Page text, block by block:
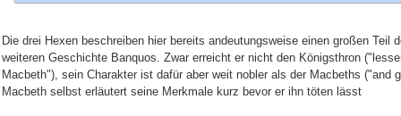
Die drei Hexen beschreiben hier bereits andeutungsweise einen großen Teil
weiteren Geschichte Banquos. Zwar erreicht er nicht den Königsthron
Macbeth"), sein Charakter ist dafür aber weit nobler als der Macbeths ("and
Macbeth selbst erläutert seine Merkmale kurz bevor er ihn töten lässt